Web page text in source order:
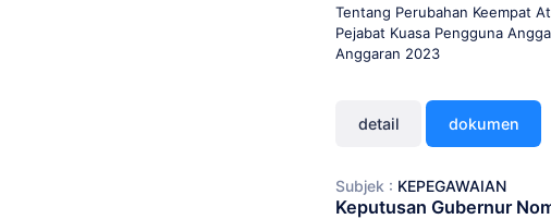
Tentang Perubahan Keempat
Pejabat Kuasa Pengguna
Anggaran 2023
detail dokumen
Subjek : KEPEGAWAIAN
Keputusan Gubernur